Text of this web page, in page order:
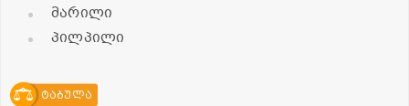
მარილი
პილპილი
ტაბულა